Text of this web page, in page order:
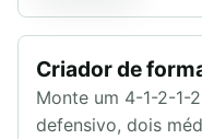
Criador de
Monte um 4-1-2-1-
defensivo, dois